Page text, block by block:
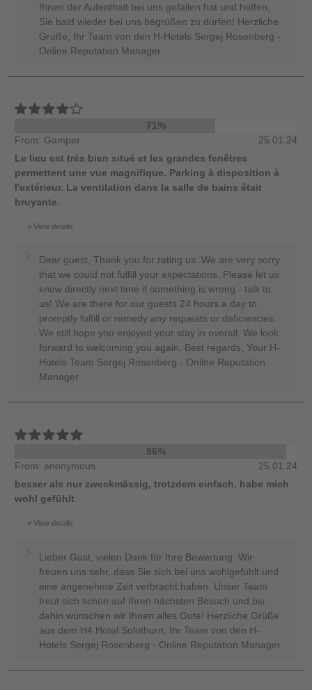
Ihnen der Aufenthalt bei uns gefallen hat und hoffen,
Sie bald wieder bei uns begrüßen zu dürfen! Herzliche
Grüße, Ihr Team von den H-Hotels Sergej Rosenberg -
Online Reputation Manager
71%
From: Gamper
25.01.24
Le lieu est très bien situé et les grandes fenêtres
permettent une vue magnifique. Parking à disposition à
l'extérieur. La ventilation dans la salle de bains était
bruyante.
View details
Dear guest, Thank you for rating us. We are very sorry
that we could not fulfill your expectations. Please let us
know directly next time if something is wrong - talk to
us! We are there for our guests 24 hours a day to
promptly fulfill or remedy any requests or deficiencies.
We still hope you enjoyed your stay in overall. We look
forward to welcoming you again. Best regards, Your H-
Hotels Team Sergej Rosenberg - Online Reputation
Manager
96%
From: anonymous
25.01.24
besser als nur zweckmässig, trotzdem einfach. habe mich
wohl gefühlt
View details
Lieber Gast, vielen Dank für Ihre Bewertung. Wir
freuen uns sehr, dass Sie sich bei uns wohlgefühlt und
eine angenehme Zeit verbracht haben. Unser Team
freut sich schon auf Ihren nächsten Besuch und bis
dahin wünschen wir Ihnen alles Gute! Herzliche Grüße
aus dem H4 Hotel Solothurn, Ihr Team von den H-
Hotels Sergej Rosenberg - Online Reputation Manager